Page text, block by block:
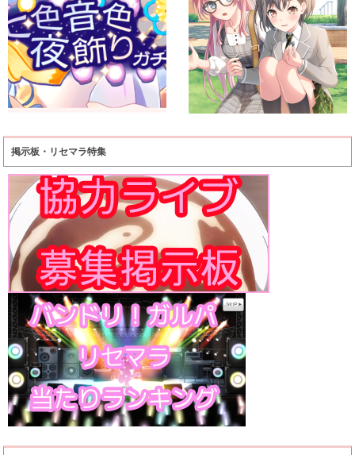
掲示板・リセマラ特集